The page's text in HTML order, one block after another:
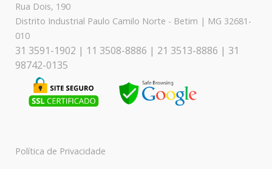
Rua Dois, 190
Distrito Industrial Paulo Camilo Norte - Betim | MG 32681-
010
31 3591-1902 | 11 3508-8886 | 21 3513-8886 | 31
98742-0135
Política de Privacidade